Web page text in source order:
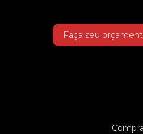
Faça seu
Compra